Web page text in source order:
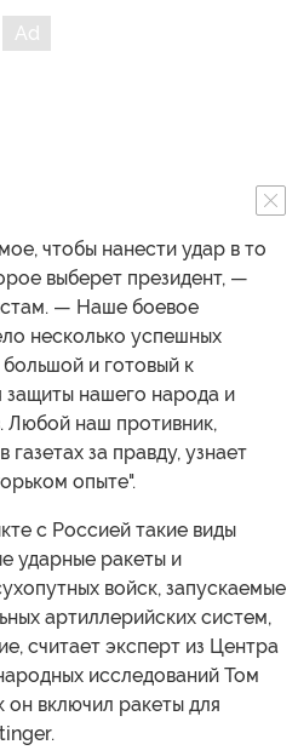
чтобы нанести удар в то
выберет президент, —
— Наше боевое
несколько успешных
и готовый к
нашего народа и
Любой наш противник,
за правду, узнает
опыте".
с Россией такие виды
ударные ракеты и
войск, запускаемые
артиллерийских систем,
считает эксперт из Центра
исследований Том
включил ракеты для